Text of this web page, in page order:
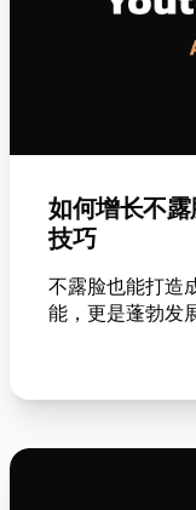
如何增长不
技巧
不露脸也能打造
能，更是蓬勃发